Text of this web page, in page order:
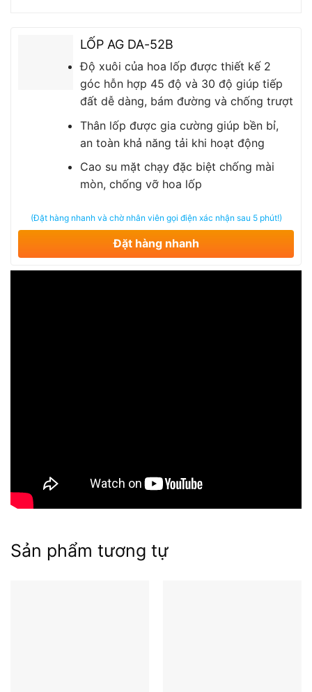
LỐP AG DA-52B
Độ xuôi của hoa lốp được thiết kế 2
góc hỗn hợp 45 độ và 30 độ giúp tiếp
đất dễ dàng, bám đường và chống trượt
Thân lốp được gia cường giúp bền bỉ,
an toàn khả năng tải khi hoạt động
Cao su mặt chạy đặc biệt chống mài
mòn, chống vỡ hoa lốp
(Đặt hàng nhanh và chờ nhân viên gọi điện xác nhận sau 5 phút!)
Đặt hàng nhanh
Sản phẩm tương tự